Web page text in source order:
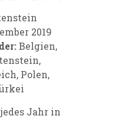
2019
Belgien,
Polen,
Jahr in